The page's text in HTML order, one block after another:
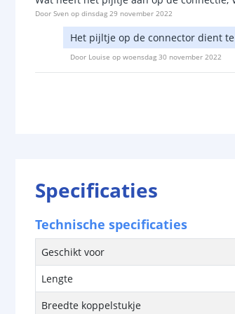
Door Sven op dinsdag 29 november 2022
Het pijltje op de connector dient
Door Louise op woensdag 30 november 2022
Specificaties
Technische specificaties
Geschikt voor
Lengte
Breedte koppelstukje